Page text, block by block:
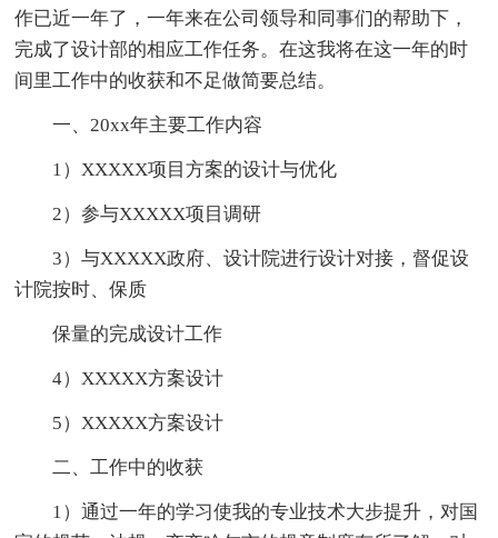
作已近一年了，一年来在公司领导和同事们的帮助下，
完成了设计部的相应工作任务。在这我将在这一年的时
间里工作中的收获和不足做简要总结。
一、20xx年主要工作内容
1）XXXXX项目方案的设计与优化
2）参与XXXXX项目调研
3）与XXXXX政府、设计院进行设计对接，督促设
计院按时、保质
保量的完成设计工作
4）XXXXX方案设计
5）XXXXX方案设计
二、工作中的收获
1）通过一年的学习使我的专业技术大步提升，对国